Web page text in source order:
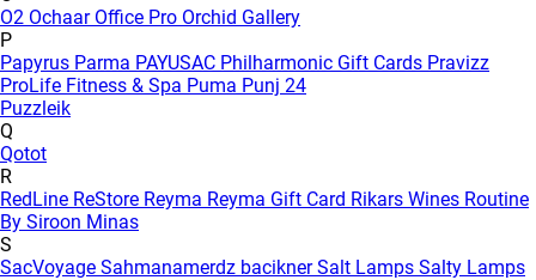
O2 Ochaar Office Pro Orchid Gallery
P
Papyrus Parma PAYUSAC Philharmonic Gift Cards Pravizz
ProLife Fitness & Spa Puma Punj 24
Puzzleik
Q
Qotot
R
RedLine ReStore Reyma Reyma Gift Card Rikars Wines Routine
By Siroon Minas
S
SacVoyage Sahmanamerdz baciknerSalt Lamps Salty Lamps